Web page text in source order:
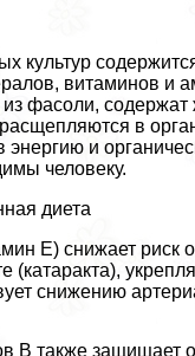
культур
витаминов и
фасоли, содержат
в
энергию и
человеку.
диета
E) снижает риск
(катаpaкта),
снижению
B также защищает